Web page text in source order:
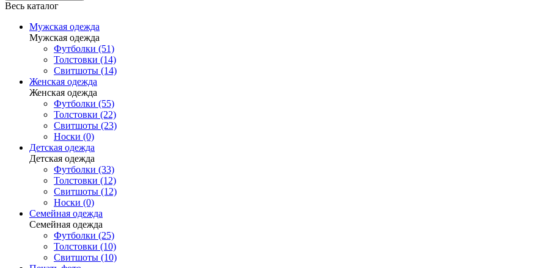
Весь каталог
Мужская одежда
Мужская одежда
Футболки (51)
Толстовки (14)
Свитшоты (14)
Женская одежда
Женская одежда
Футболки (55)
Толстовки (22)
Свитшоты (23)
Носки (0)
Детская одежда
Детская одежда
Футболки (33)
Толстовки (12)
Свитшоты (12)
Носки (0)
Семейная одежда
Семейная одежда
Футболки (25)
Толстовки (10)
Свитшоты (10)